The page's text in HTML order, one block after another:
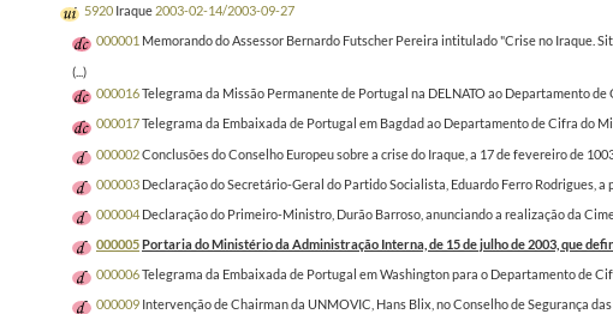
5920 Iraque 2003-02-14/2003-09-27
000001 Memorando do Assessor Bernardo Futscher Pereira intitulado "Crise no Iraque.
(...)
000016Telegrama da Missão Permanente de Portugal na DELNATO ao Departamento
000017Telegrama da Embaixada de Portugal em Bagdad ao Departamento de Cifra do
000002Conclusões do Conselho Europeu sobre a crise do Iraque, a 17 de fevereiro de
000003 Declaração do Secretário-Geral do Partido Socialista, Eduardo Ferro Rodrigues,
000004 Declaração do Primeiro-Ministro, Durão Barroso, anunciando a realização da
000005Portaria do Ministério da Administração Interna, de 15 de julho de 2003, que
000006Telegrama da Embaixada de Portugal em Washington para o Departamento de
000009 Intervenção de Chairman da UNMOVIC, Hans Blix, no Conselho de Segurança